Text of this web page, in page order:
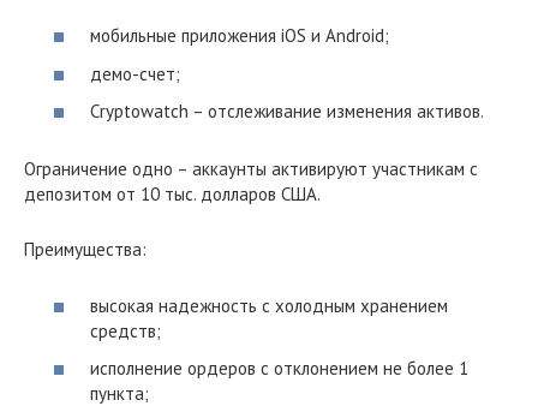
мобильные приложения iOS и Android;
демо-счет;
Cryptowatch – отслеживание изменения активов.
Ограничение одно – аккаунты активируют участникам с
депозитом от 10 тыс. долларов США.
Преимущества:
высокая надежность с холодным хранением
средств;
исполнение ордеров с отклонением не более 1
пункта;